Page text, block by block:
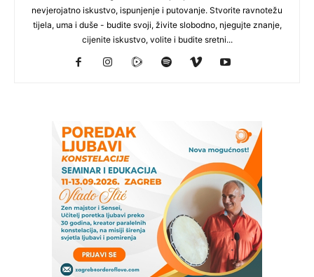
nevjerojatno iskustvo, ispunjenje i putovanje. Stvorite ravnotežu
tijela, uma i duše - budite svoji, živite slobodno, njegujte znanje,
cijenite iskustvo, volite i budite sretni...